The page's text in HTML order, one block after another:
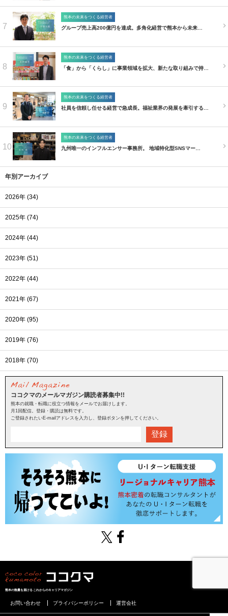
7
熊本の未来をつくる経営者
グループ売上高200億円を達成。多角化経営で熊本から未来…
8
熊本の未来をつくる経営者
「食」から「くらし」に事業領域を拡大、新たな取り組みで持…
9
熊本の未来をつくる経営者
社員を信頼し任せる経営で急成長。福祉業界の発展を牽引する…
10
熊本の未来をつくる経営者
九州唯一のインフルエンサー事務所。 地域特化型SNSマー…
年別アーカイブ
2026年 (34)
2025年 (74)
2024年 (44)
2023年 (51)
2022年 (44)
2021年 (67)
2020年 (95)
2019年 (76)
2018年 (70)
ココクマのメールマガジン購読者募集中!!
熊本の就職・転職に役立つ情報をメールでお届けします。
月1回配信。登録・購読は無料です。
ご登録されたいE-mailアドレスを入力し、登録ボタンを押してください。
登録
熊本の熱量を届けるこれからのキャリアマガジン
お問い合わせ プライバシーポリシー 運営会社